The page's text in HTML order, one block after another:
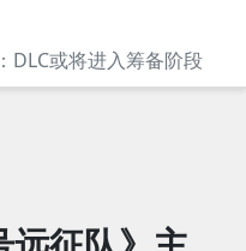
DLC或将进入筹备阶段